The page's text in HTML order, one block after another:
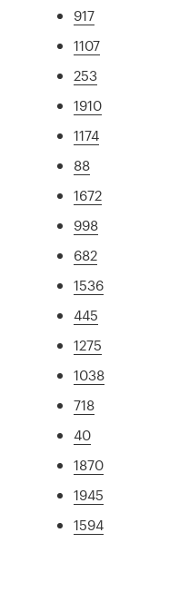
917
1107
253
1910
1174
88
1672
998
682
1536
445
1275
1038
718
40
1870
1945
1594